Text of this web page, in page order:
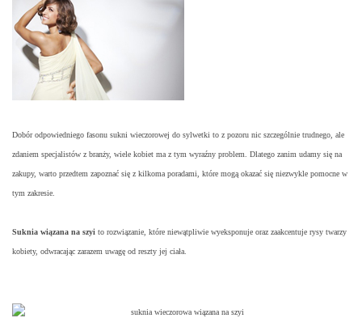
Dobór odpowiedniego fasonu sukni wieczorowej do sylwetki to z pozoru nic szczególnie trudnego, ale
zdaniem specjalistów z branży, wiele kobiet ma z tym wyraźny problem. Dlatego zanim udamy się na
zakupy, warto przedtem zapoznać się z kilkoma poradami, które mogą okazać się niezwykle pomocne w
tym zakresie.
Suknia wiązana na szyi to rozwiązanie, które niewątpliwie wyeksponuje oraz zaakcentuje rysy twarzy
kobiety, odwracając zarazem uwagę od reszty jej ciała.